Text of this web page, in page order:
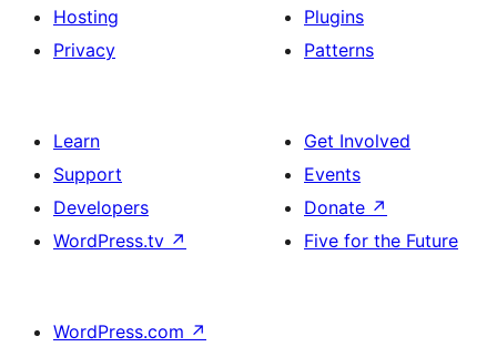
Hosting
Privacy
Plugins
Patterns
Learn
Support
Developers
WordPress.tv ↗
Get Involved
Events
Donate ↗
Five for the Future
WordPress.com ↗